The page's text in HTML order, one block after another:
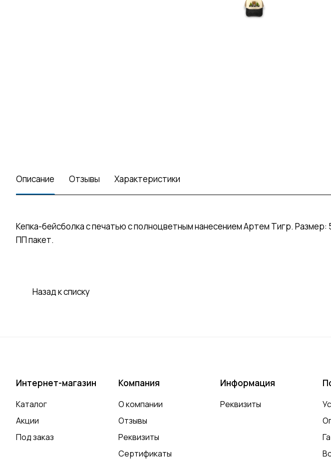
Описание Отзывы Характеристики
Кепка-бейсболка с печатью с полноцветным нанесением Артем Тигр.
ПП пакет.
Назад к списку
Интернет-магазин
Каталог
Акции
Под заказ
Компания
О компании
Отзывы
Реквизиты
Сертификаты
Информация
Реквизиты